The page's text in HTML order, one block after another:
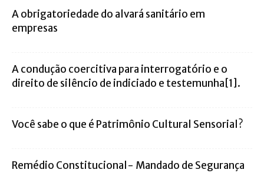
A obrigatoriedade do alvará sanitário em
empresas
A condução coercitiva para interrogatório e o
direito de silêncio de indiciado e testemunha[1].
Você sabe o que é Patrimônio Cultural Sensorial?
Remédio Constitucional- Mandado de Segurança